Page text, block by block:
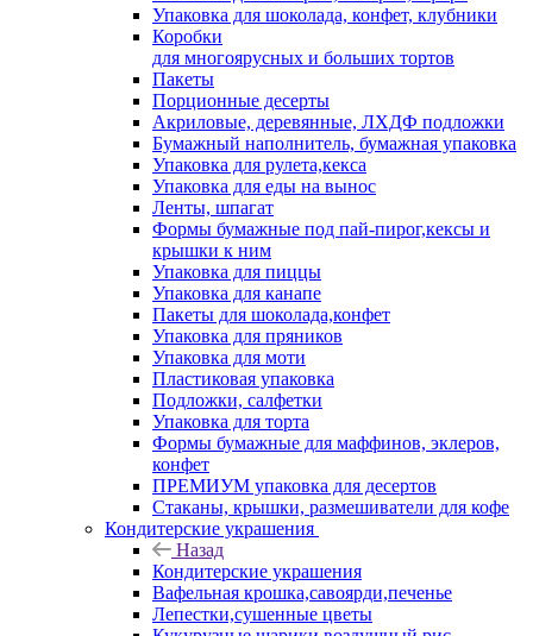
Упаковка для шоколада, конфет, клубники
Коробки
для многоярусных и больших тортов
Пакеты
Порционные десерты
Акриловые, деревянные, ЛХДФ подложки
Бумажный наполнитель, бумажная упаковка
Упаковка для рулета,кекса
Упаковка для еды на вынос
Ленты, шпагат
Формы бумажные под пай-пирог,кексы и
крышки к ним
Упаковка для пиццы
Упаковка для канапе
Пакеты для шоколада,конфет
Упаковка для пряников
Упаковка для моти
Пластиковая упаковка
Подложки, салфетки
Упаковка для торта
Формы бумажные для маффинов, эклеров,
конфет
ПРЕМИУМ упаковка для десертов
Стаканы, крышки, размешиватели для кофе
Кондитерские украшения
Назад
Кондитерские украшения
Вафельная крошка,савоярди,печенье
Лепестки,сушенные цветы